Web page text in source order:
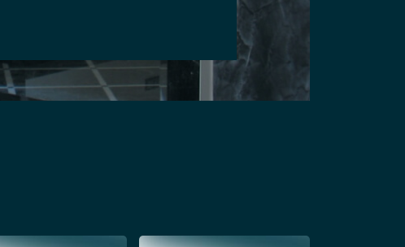
гарантия до 2-х лет.